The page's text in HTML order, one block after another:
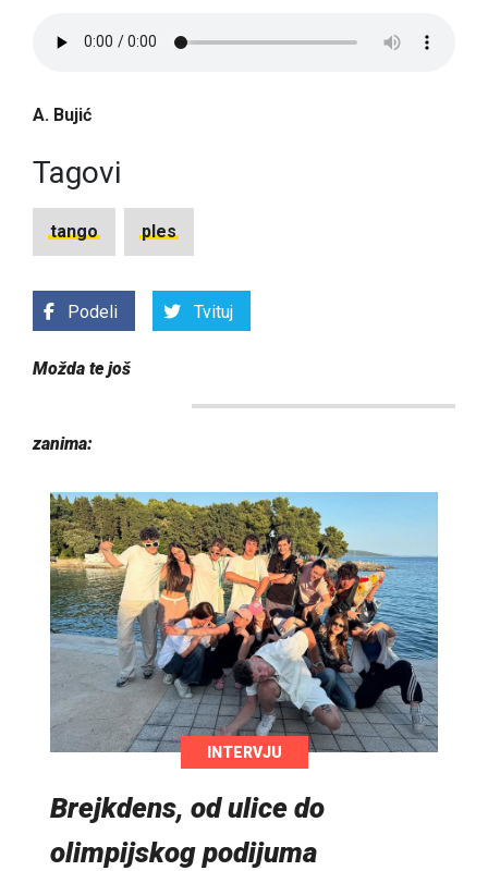
A. Bujić
Tagovi
tango ples
Podeli Tvituj
Možda te još
zanima:
INTERVJU
Brejkdens, od ulice do
olimpijskog podijuma